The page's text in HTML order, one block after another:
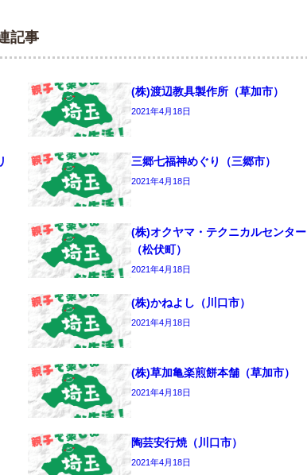
記事
(株)渡辺教具製作所（草加市）
2021年4月18日
三郷七福神めぐり（三郷市）
2021年4月18日
(株)オクヤマ・テクニカルセンター
（松伏町）
2021年4月18日
(株)かねよし（川口市）
2021年4月18日
(株)草加亀楽煎餅本舗（草加市）
2021年4月18日
陶芸安行焼（川口市）
2021年4月18日